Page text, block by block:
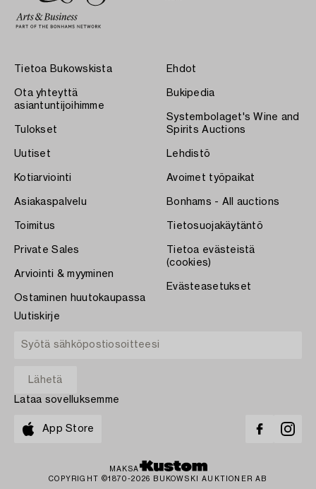
Tietoa Bukowskista
Ota yhteyttä
asiantuntijoihimme
Tulokset
Uutiset
Kotiarviointi
Asiakaspalvelu
Toimitus
Private Sales
Arviointi & myyminen
Ostaminen huutokaupassa
Ehdot
Bukipedia
Systembolaget's Wine and
Spirits Auctions
Lehdistö
Avoimet työpaikat
Bonhams - All auctions
Tietosuojakäytäntö
Tietoa evästeistä
(cookies)
Evästeasetukset
Uutiskirje
Lataa sovelluksemme
App Store
MAKSA
COPYRIGHT ©1870-2026 BUKOWSKI AUKTIONER AB